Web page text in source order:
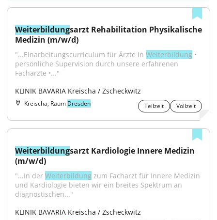
Weiterbildungsarzt Rehabilitation Physikalische
Medizin (m/w/d)
"...Einarbeitungscurriculum für Ärzte in Weiterbildung •
persönliche Supervision durch unsere erfahrenen
Fachärzte •..."
KLINIK BAVARIA Kreischa / Zscheckwitz
Kreischa, Raum Dresden Teilzeit Vollzeit
Weiterbildungsarzt Kardiologie Innere Medizin
(m/w/d)
"...In der Weiterbildung zum Facharzt für Innere Medizin
und Kardiologie bieten wir ein breites Spektrum an
diagnostischen..."
KLINIK BAVARIA Kreischa / Zscheckwitz